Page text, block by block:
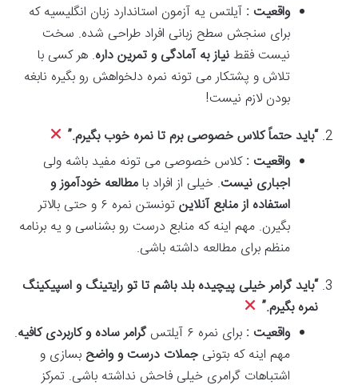
واقعیت : آیلتس یه آزمون استاندارد زبان انگلیسیه که
برای سنجش سطح زبانی افراد طراحی شده. سخت
نیست فقطنیاز به آمادگی و تمرین داره. هر کسی با
تلاش و پشتکار می تونه نمره دلخواهش رو بگیره نابغه
بودن لازم نیست!
“باید حتماً کلاس خصوصی برم تا نمره خوب بگیرم.”
واقعیت :کلاس خصوصی می تونه مفید باشه ولی
اجباری نیست. خیلی از افراد بامطالعه خودآموز و
استفاده از منابع آنلاین
تونستن نمره ۶ و حتی بالاتر
بگیرن. مهم اینه که منابع درست رو بشناسی و یه برنامه
منظم برای مطالعه داشته باشی.
“باید گرامر خیلی پیچیده بلد باشم تا تو رایتینگ و اسپیکینگ
نمره بگیرم.”
واقعیت : برای نمره ۶ آیلتس گرامر ساده و کاربردی کافیه.
مهم اینه که بتونی جملات درست و واضح بسازی و
اشتباهات گرامری خیلی فاحش نداشته باشی. تمرکز